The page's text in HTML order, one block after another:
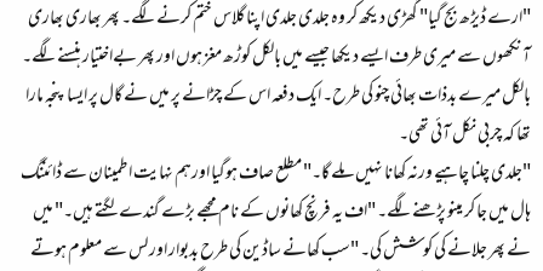
"ارے ڈیڑھ بج گیا" گھڑی دیکھ کر وہ جلدی جلدی اپنا گلاس ختم کرنے لگے۔ پھر بھاری بھاری
آنکھوں سے میری طرف ایسے دیکھا جیسے میں بالکل کوڑھ مغز ہوں اور پھر بےاختیار ہنسنے لگے۔
بالکل میرے بدذات بھائی چنو کی طرح۔ ایک دفعہ اس کے چڑانے پر میں نے گال پر ایسا پنجہ مارا
تھا کہ چربی نکل آئی تھی۔
"جلدی چلنا چاہیے ورنہ کھانا نہیں ملے گا۔" مطلع صاف ہوگیا اورہم نہایت اطمینان سے ڈائننگ
ہال میں جا کر مینو پڑھنے لگے۔ "اف یہ فرنچ کھانوں کے نام مجھے بڑے گندے لگتے ہیں۔" میں
نے پھر جلانے کی کوشش کی۔ "سب کھانے ساڈین کی طرح بدبوار اور لس سے معلوم ہوتے